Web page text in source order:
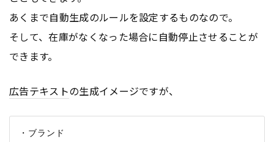
あくまで自動生成のルールを設定するものなので。
そして、在庫がなくなった場合に自動停止させることが
できます。
広告テキストの生成イメージですが、
・ブランド